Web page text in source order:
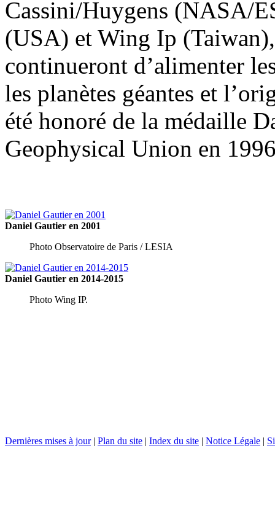
Cassini/Huygens (NASA/
(USA) et Wing Ip
continueront d’alimenter
les planètes géantes et
été honoré de la médaille
Geophysical Union en
Daniel Gautier en 2001
Photo Observatoire de Paris / LESIA
Daniel Gautier en 2014-2015
Photo Wing IP.
Dernières mises à jour| Plan du site | Index du site | Notice Légale |